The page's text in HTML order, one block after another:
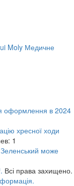
Moly Медичне
оформлення в 2024
хресної ходи
1
може
Всі права захищено.